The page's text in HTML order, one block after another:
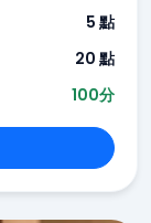
5 點
20 點
100分